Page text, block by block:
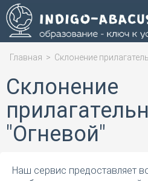
Главная > Склонение
Склонение
"Огневой"
Наш сервис предоставляет